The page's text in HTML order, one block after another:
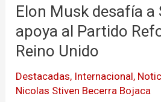
Elon Musk desafía a
apoya al Partido
Reino Unido
Destacadas, Internacional,
Nicolas Stiven Becerra Bojaca
desafía
a
Starmer
apoya
al